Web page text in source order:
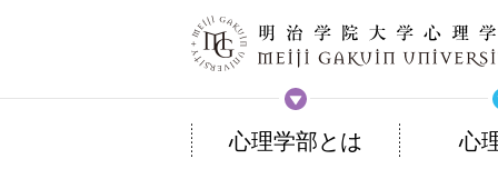
心理学部とは 心